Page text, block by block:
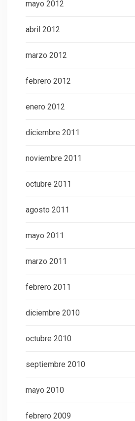
mayo 2012
abril 2012
marzo 2012
febrero 2012
enero 2012
diciembre 2011
noviembre 2011
octubre 2011
agosto 2011
mayo 2011
marzo 2011
febrero 2011
diciembre 2010
octubre 2010
septiembre 2010
mayo 2010
febrero 2009